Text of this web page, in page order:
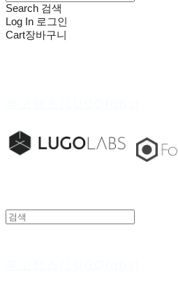
Search 검색
Log In 로그인
Cart장바구니